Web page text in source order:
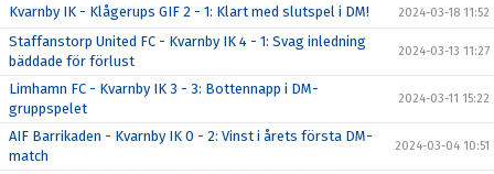
Kvarnby IK - Klågerups GIF 2 - 1: Klart med slutspel i DM! 2024-03-18 11:52
Staffanstorp United FC - Kvarnby IK 4 - 1: Svag inledning
bäddade för förlust
2024-03-13 11:27
Limhamn FC - Kvarnby IK 3 - 3: Bottennapp i DM-
gruppspelet
2024-03-11 15:22
AIF Barrikaden - Kvarnby IK 0 - 2: Vinst i årets första DM-
match
2024-03-04 10:51